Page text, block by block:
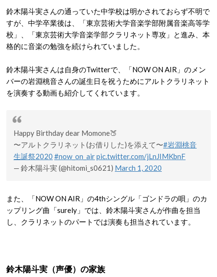
鈴木陽斗実さんの通っていた中学校は明かされておらず不明で
すが、中学卒業後は、「東京芸術大学音楽学部附属音楽高等学
校」、「東京芸術大学音楽学部クラリネット専攻」と進み、本
格的に音楽の勉強を続けられていました。
鈴木陽斗実さんは自身のTwitterで、「NOW ON AIR」のメン
バーの岩淵桃音さんの誕生日を祝うためにアルトクラリネット
を演奏する動画も紹介してくれています。
Happy Birthday dear Momone🍑
〜アルトクラリネット(お借りした)を添えて〜#岩淵桃音
生誕祭2020 #now_on_airpic.twitter.com/jLnJIMKbnF
— 鈴木陽斗実 (@hitomi_s0621) March 1, 2020
また、「NOW ON AIR」の4thシングル「ゴンドラの唄」のカ
ップリング曲「surely」では、鈴木陽斗実さんが作曲を担当
し、クラリネットのパートでは演奏も担当されています。
鈴木陽斗実（声優）の家族